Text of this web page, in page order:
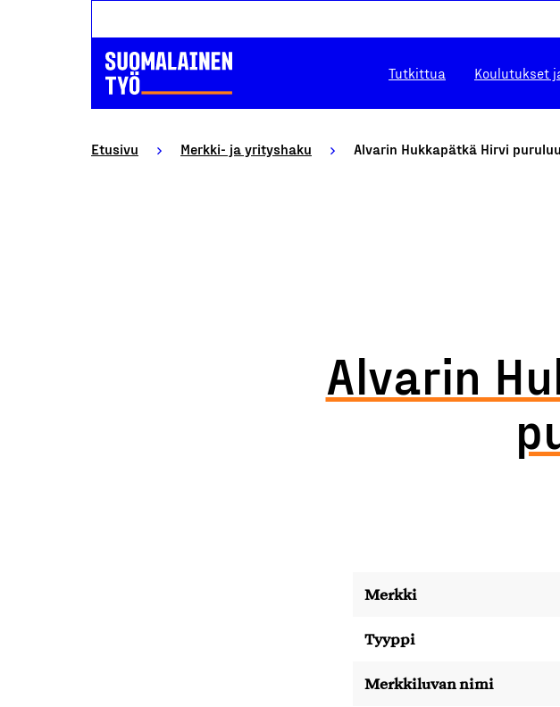
Tutkittua Koulutukset
Etusivu Merkki- ja yrityshaku Alvarin Hukkapätkä Hirvi puruluu
Alvarin
Merkki
Tyyppi
Merkkiluvan nimi